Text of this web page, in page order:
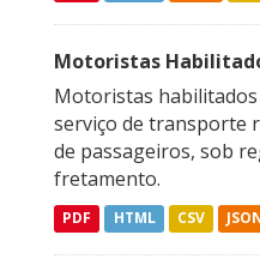
Motoristas
Motoristas
serviço de transporte
de passageiros, sob
fretamento.
PDF HTML CSV